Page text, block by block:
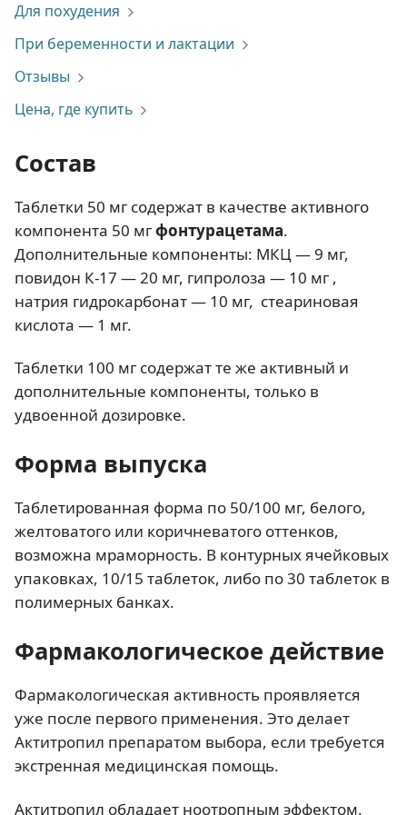
Для похудения
При беременности и лактации
Отзывы
Цена, где купить
Состав
Таблетки 50 мг содержат в качестве активного
компонента 50 мгфонтурацетама.
Дополнительные компоненты: МКЦ — 9 мг,
повидон К-17 — 20 мг, гипролоза — 10 мг ,
натрия гидрокарбонат — 10 мг, стеариновая
кислота — 1 мг.
Таблетки 100 мг содержат те же активный и
дополнительные компоненты, только в
удвоенной дозировке.
Форма выпуска
Таблетированная форма по 50/100 мг, белого,
желтоватого или коричневатого оттенков,
возможна мраморность. В контурных ячейковых
упаковках, 10/15 таблеток, либо по 30 таблеток в
полимерных банках.
Фармакологическое действие
Фармакологическая активность проявляется
уже после первого применения. Это делает
Актитропил препаратом выбора, если требуется
экстренная медицинская помощь.
Актитропил обладает ноотропным эффектом.